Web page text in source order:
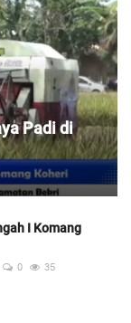
Padi di
I Komang
0 35